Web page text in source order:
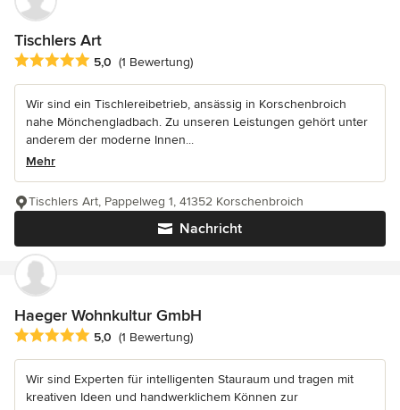
Tischlers Art
Durchschnittliche Bewertung: 5 von 5 Sternen
5,0 (1 Bewertung)
Wir sind ein Tischlereibetrieb, ansässig in Korschenbroich
nahe Mönchengladbach. Zu unseren Leistungen gehört unter
anderem der moderne Innen...
Mehr
Nachricht
Tischlers Art, Pappelweg 1, 41352 Korschenbroich
Haeger Wohnkultur GmbH
Durchschnittliche Bewertung: 5 von 5 Sternen
5,0 (1 Bewertung)
Wir sind Experten für intelligenten Stauraum und tragen mit
kreativen Ideen und handwerklichem Können zur